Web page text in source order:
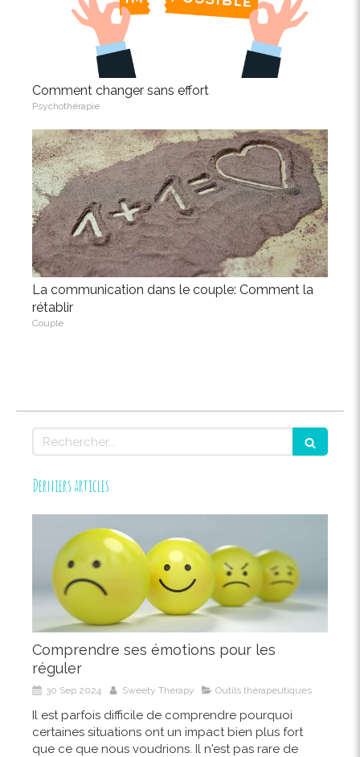
Comment changer sans effort
Psychothérapie
La communication dans le couple: Comment la
rétablir
Couple
Rechercher
Derniers articles
Comprendre ses émotions pour les
réguler
30 Sep 2024 Sweety Therapy Outils thérapeutiques
Il est parfois difficile de comprendre pourquoi
certaines situations ont un impact bien plus fort
que ce que nous voudrions. Il n'est pas rare de